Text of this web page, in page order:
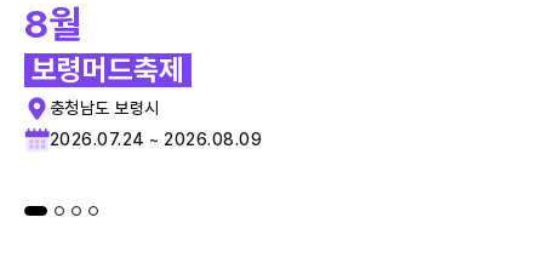
8월
보령머드축제
충청남도 보령시
2026.07.24 ~ 2026.08.09